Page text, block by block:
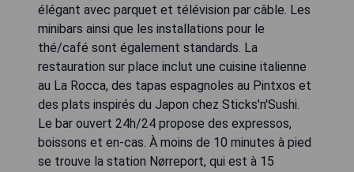
élégant avec parquet et télévision par câble. Les
minibars ainsi que les installations pour le
thé/café sont également standards. La
restauration sur place inclut une cuisine italienne
au La Rocca, des tapas espagnoles au Pintxos et
des plats inspirés du Japon chez Sticks'n'Sushi.
Le bar ouvert 24h/24 propose des expressos,
boissons et en-cas. À moins de 10 minutes à pied
se trouve la station Nørreport, qui est à 15